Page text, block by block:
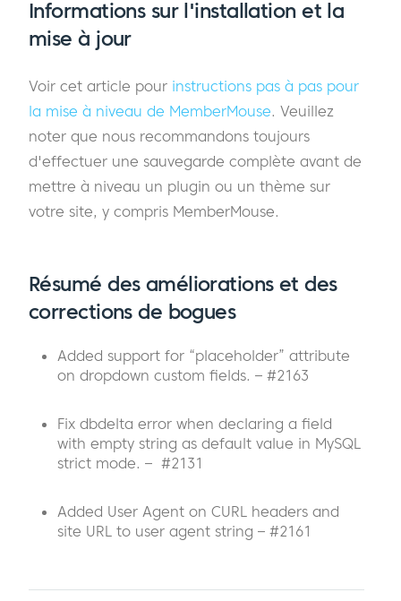
Informations sur l'installation et la
mise à jour
Voir cet article pour instructions pas à pas pour
la mise à niveau de MemberMouse. Veuillez
noter que nous recommandons toujours
d'effectuer une sauvegarde complète avant de
mettre à niveau un plugin ou un thème sur
votre site, y compris MemberMouse.
Résumé des améliorations et des
corrections de bogues
Added support for “placeholder” attribute
on dropdown custom fields. – #2163
Fix dbdelta error when declaring a field
with empty string as default value in MySQL
strict mode. – #2131
Added User Agent on CURL headers and
site URL to user agent string – #2161